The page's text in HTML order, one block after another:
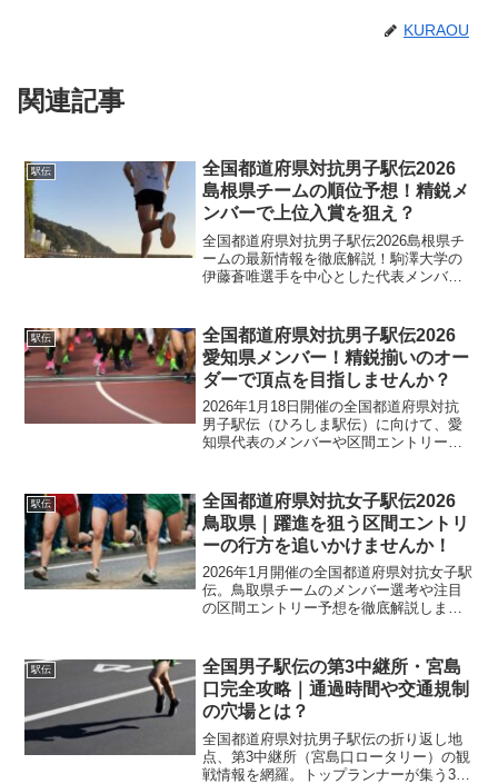
KURAOU
関連記事
駅伝
全国都道府県対抗男子駅伝2026
島根県チームの順位予想！精鋭メ
ンバーで上位入賞を狙え？
全国都道府県対抗男子駅伝2026島根県チ
ームの最新情報を徹底解説！駒澤大学の
伊藤蒼唯選手を中心とした代表メンバー
生や中学生の注目選手も詳しく掲載して
います。悲願の上位入賞を目指す島根県
代表をこの記事を読んで全力で応援しま
しょう！
駅伝
全国都道府県対抗男子駅伝2026
愛知県メンバー！精鋭揃いのオー
ダーで頂点を目指しませんか？
2026年1月18日開催の全国都道府県対抗
男子駅伝（ひろしま駅伝）に向けて、愛
知県代表のメンバーや区間エントリー予
生が集結する愛知チームの戦力とは？過
去の成績やコースの特徴も踏まえ、愛知
が上位進出するための見どころを解説し
ます！
駅伝
全国都道府県対抗女子駅伝2026
鳥取県｜躍進を狙う区間エントリ
ーの行方を追いかけませんか！
2026年1月開催の全国都道府県対抗女子駅
伝。鳥取県チームのメンバー選考や注目
の区間エントリー予想を徹底解説しま
県勢の最新情報を網羅！過去の順位推移
から今年の目標順位まで、応援に役立つ
情報を凝縮してお届けします。
駅伝
全国男子駅伝の第3中継所・宮島
口完全攻略｜通過時間や交通規制
の穴場とは？
全国都道府県対抗男子駅伝の折り返し地
点、第3中継所（宮島口ロータリー）の観
戦情報を網羅。トップランナーが集う3区